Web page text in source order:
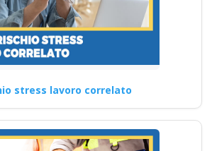
datore di lavoro: ruolo e
nella gestione
della sicurezza corso…
stress lavoro correlato